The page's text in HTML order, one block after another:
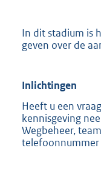
In dit stadium is
geven over de
Inlichtingen
Heeft u een
kennisgeving
Wegbeheer,